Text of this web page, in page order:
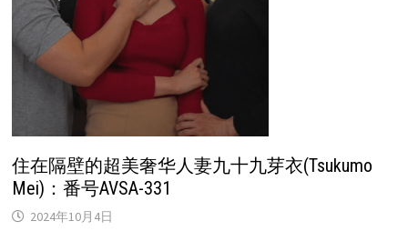
住在隔壁的超美奢华人妻九十九芽衣(Tsukumo
Mei)：番号AVSA-331
2024年10月4日